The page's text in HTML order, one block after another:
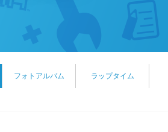
フォトアルバム ラップタイム